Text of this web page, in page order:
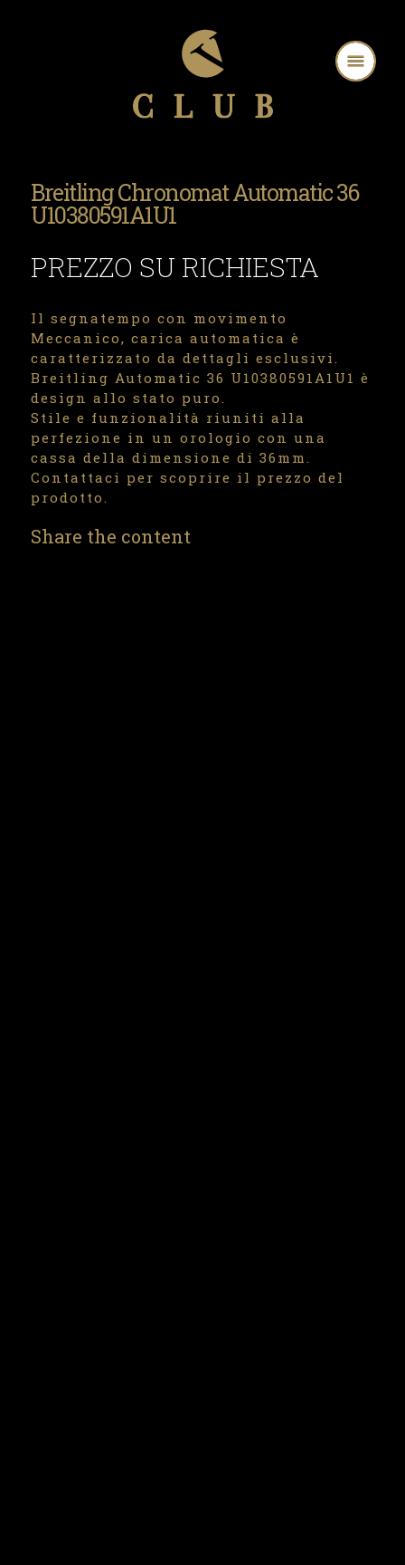
Breitling Chronomat Automatic 36
U10380591A1U1
PREZZO SU RICHIESTA
Il segnatempo con movimento
Meccanico, carica automatica è
caratterizzato da dettagli esclusivi.
Breitling Automatic 36 U10380591A1U1 è
design allo stato puro.
Stile e funzionalità riuniti alla
perfezione in un orologio con una
cassa della dimensione di 36mm.
Contattaci per scoprire il prezzo del
prodotto.
Share the content